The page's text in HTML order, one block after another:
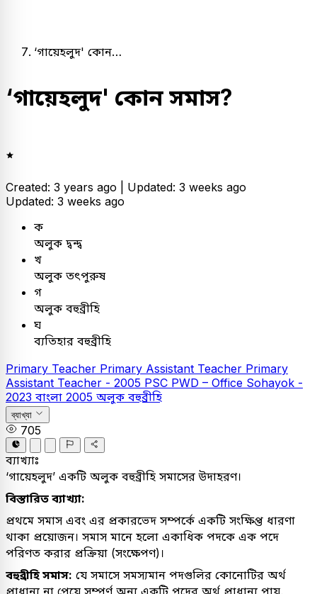
‘গায়েহলুদ' কোন…
‘গায়েহলুদ' কোন সমাস?
Created: 3 years ago | Updated: 3 weeks ago
Updated: 3 weeks ago
ক
অলুক দ্বন্দ্ব
খ
অলুক তৎপুরুষ
গ
অলুক বহুব্রীহি
ঘ
ব্যতিহার বহুব্রীহি
Primary Teacher Primary Assistant Teacher Primary
Assistant Teacher - 2005 PSC PWD – Office Sohayok -
2023 বাংলা 2005 অলুক বহুব্রীহি
ব্যাখ্যা
705
ব্যাখ্যাঃ
‘গায়েহলুদ’ একটি অলুক বহুব্রীহি সমাসের উদাহরণ।
বিস্তারিত ব্যাখ্যা:
প্রথমে সমাস এবং এর প্রকারভেদ সম্পর্কে একটি সংক্ষিপ্ত ধারণা
থাকা প্রয়োজন। সমাস মানে হলো একাধিক পদকে এক পদে
পরিণত করার প্রক্রিয়া (সংক্ষেপণ)।
বহুব্রীহি সমাস: যে সমাসে সমস্যমান পদগুলির কোনোটির অর্থ